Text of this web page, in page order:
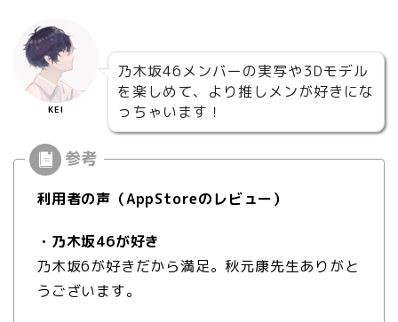
KEI
乃木坂46メンバーの実写や3Dモデル
を楽しめて、より推しメンが好きにな
っちゃいます！
利用者の声（AppStoreのレビュー）
・乃木坂46が好き
乃木坂6が好きだから満足。秋元康先生ありがと
うございます。